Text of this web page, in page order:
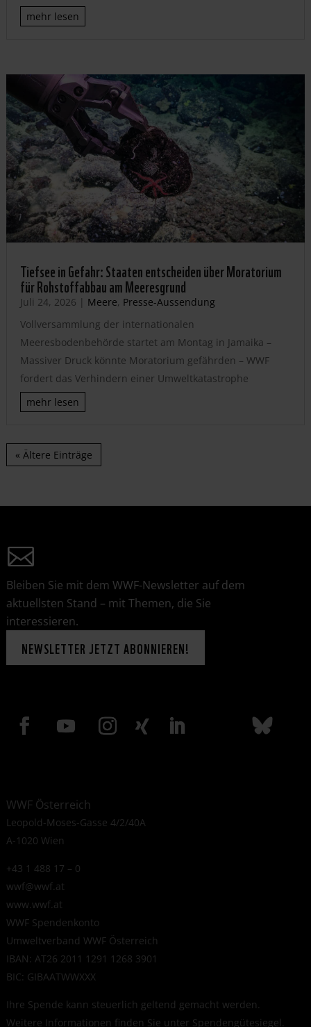
mehr lesen
Tiefsee in Gefahr: Staaten entscheiden über Moratorium
für Rohstoffabbau am Meeresgrund
Juli 24, 2026 | Meere, Presse-Aussendung
Vollversammlung der internationalen
Meeresbodenbehörde startet am Montag in Jamaika –
Massiver Druck könnte Moratorium gefährden – WWF
fordert das Verhindern einer Umweltkatastrophe
mehr lesen
« Ältere Einträge
Bleiben Sie mit dem WWF-Newsletter auf dem
aktuellsten Stand – mit Themen, die Sie
interessieren.
NEWSLETTER JETZT ABONNIEREN!
WWF Österreich
Leopold-Moses-Gasse 4/2/40A
A-1020 Wien
+43 1 488 17 – 0
wwf@wwf.at
www.wwf.at
WWF Spendenkonto
Umweltverband WWF Österreich
IBAN: AT26 2011 1291 1268 3901
BIC: GIBAATWWXXX
Ihre Spende kann steuerlich geltend gemacht werden.
Weitere Informationen finden Sie unter Spendengütesiegel